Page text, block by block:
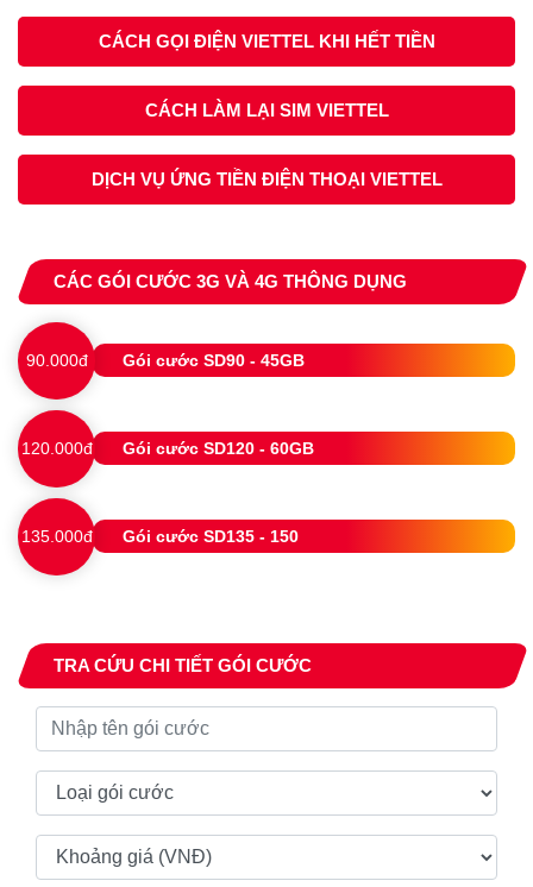
CÁCH GỌI ĐIỆN VIETTEL KHI HẾT TIỀN
CÁCH LÀM LẠI SIM VIETTEL
DỊCH VỤ ỨNG TIỀN ĐIỆN THOẠI VIETTEL
CÁC GÓI CƯỚC 3G VÀ 4G THÔNG DỤNG
90.000đ Gói cước SD90 - 45GB
120.000đ Gói cước SD120 - 60GB
135.000đ Gói cước SD135 - 150
TRA CỨU CHI TIẾT GÓI CƯỚC